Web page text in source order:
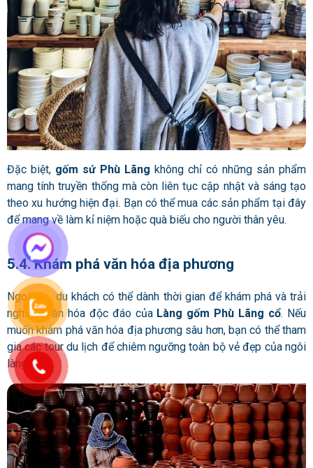
Đặc biệt, gốm sứ Phù Lãng không chỉ có những sản phẩm
mang tính truyền thống mà còn liên tục cập nhật và sáng tạo
theo xu hướng hiện đại. Bạn có thể mua các sản phẩm tại đây
để mang về làm kỉ niệm hoặc quà biếu cho người thân yêu.
5.4. Khám phá văn hóa địa phương
Ngoài ra,, du khách có thể dành thời gian để khám phá và trải
nghiệm văn hóa độc đáo của Làng gốm Phù Lãng cổ. Nếu
muốn khám phá văn hóa địa phương sâu hơn, bạn có thể tham
gia các tour du lịch để chiêm ngưỡng toàn bộ vẻ đẹp của ngôi
làng.